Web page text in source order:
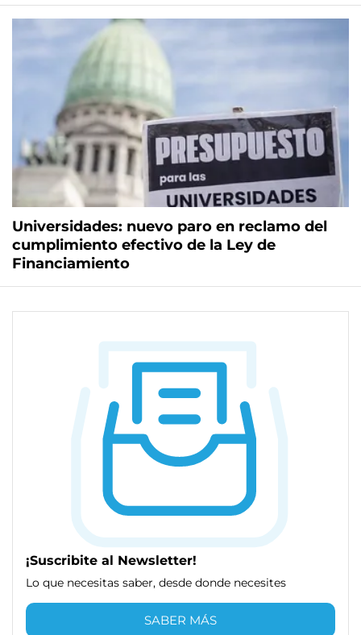
Universidades: nuevo paro en reclamo del
cumplimiento efectivo de la Ley de
Financiamiento
¡Suscribite al Newsletter!
Lo que necesitas saber, desde donde necesites
SABER MÁS